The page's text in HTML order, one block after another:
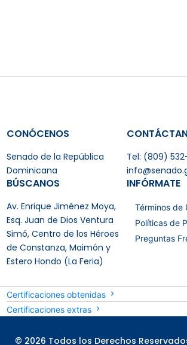
CONÓCENOS
Senado de la República
Dominicana
Tel: (809)
BÚSCANOS
Av. Enrique Jiménez Moya,
Esq. Juan de Dios Ventura
Simó, Centro de los Héroes
de Constanza, Maimón y
Estero Hondo (La Feria)
INFÓRMATE
Términos de
Políticas de
Preguntas
Certificaciones obtenidas
Certificaciones extras
© 2026 Todos los Derechos